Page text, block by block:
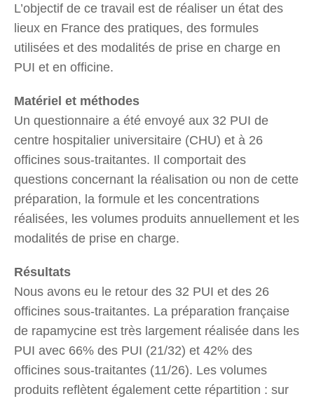
L’objectif de ce travail est de réaliser un état des
lieux en France des pratiques, des formules
utilisées et des modalités de prise en charge en
PUI et en officine.
Matériel et méthodes
Un questionnaire a été envoyé aux 32 PUI de
centre hospitalier universitaire (CHU) et à 26
officines sous-traitantes. Il comportait des
questions concernant la réalisation ou non de cette
préparation, la formule et les concentrations
réalisées, les volumes produits annuellement et les
modalités de prise en charge.
Résultats
Nous avons eu le retour des 32 PUI et des 26
officines sous-traitantes. La préparation française
de rapamycine est très largement réalisée dans les
PUI avec 66% des PUI (21/32) et 42% des
officines sous-traitantes (11/26). Les volumes
produits reflètent également cette répartition : sur